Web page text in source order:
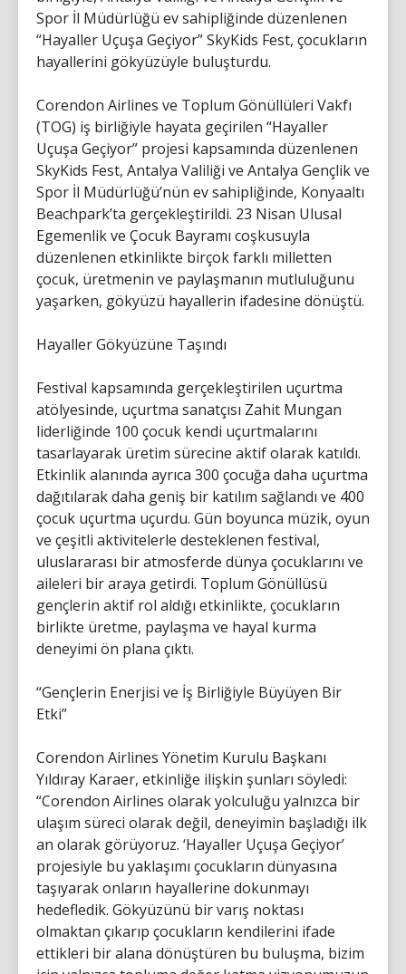
Spor İl Müdürlüğü ev sahipliğinde düzenlenen
“Hayaller Uçuşa Geçiyor” SkyKids Fest, çocukların
hayallerini gökyüzüyle buluşturdu.
Corendon Airlines ve Toplum Gönüllüleri Vakfı
(TOG) iş birliğiyle hayata geçirilen “Hayaller
Uçuşa Geçiyor” projesi kapsamında düzenlenen
SkyKids Fest, Antalya Valiliği ve Antalya Gençlik ve
Spor İl Müdürlüğü’nün ev sahipliğinde, Konyaaltı
Beachpark’ta gerçekleştirildi. 23 Nisan Ulusal
Egemenlik ve Çocuk Bayramı coşkusuyla
düzenlenen etkinlikte birçok farklı milletten
çocuk, üretmenin ve paylaşmanın mutluluğunu
yaşarken, gökyüzü hayallerin ifadesine dönüştü.
Hayaller Gökyüzüne Taşındı
Festival kapsamında gerçekleştirilen uçurtma
atölyesinde, uçurtma sanatçısı Zahit Mungan
liderliğinde 100 çocuk kendi uçurtmalarını
tasarlayarak üretim sürecine aktif olarak katıldı.
Etkinlik alanında ayrıca 300 çocuğa daha uçurtma
dağıtılarak daha geniş bir katılım sağlandı ve 400
çocuk uçurtma uçurdu. Gün boyunca müzik, oyun
ve çeşitli aktivitelerle desteklenen festival,
uluslararası bir atmosferde dünya çocuklarını ve
aileleri bir araya getirdi. Toplum Gönüllüsü
gençlerin aktif rol aldığı etkinlikte, çocukların
birlikte üretme, paylaşma ve hayal kurma
deneyimi ön plana çıktı.
“Gençlerin Enerjisi ve İş Birliğiyle Büyüyen Bir
Etki”
Corendon Airlines Yönetim Kurulu Başkanı
Yıldıray Karaer, etkinliğe ilişkin şunları söyledi:
“Corendon Airlines olarak yolculuğu yalnızca bir
ulaşım süreci olarak değil, deneyimin başladığı ilk
an olarak görüyoruz. ‘Hayaller Uçuşa Geçiyor’
projesiyle bu yaklaşımı çocukların dünyasına
taşıyarak onların hayallerine dokunmayı
hedefledik. Gökyüzünü bir varış noktası
olmaktan çıkarıp çocukların kendilerini ifade
ettikleri bir alana dönüştüren bu buluşma, bizim